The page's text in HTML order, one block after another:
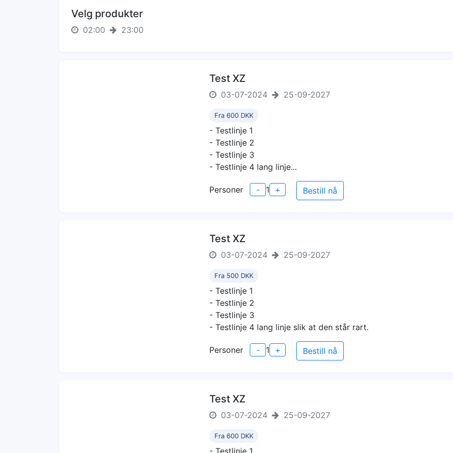
Velg produkter
02:00 23:00
Test XZ
03-07-2024 25-09-2027
Fra 600 DKK
- Testlinje 1
- Testlinje 2
- Testlinje 3
- Testlinje 4 lang linje...
Personer - 1 + Bestill nå
Test XZ
03-07-2024 25-09-2027
Fra 500 DKK
- Testlinje 1
- Testlinje 2
- Testlinje 3
- Testlinje 4 lang linje slik at den står rart.
Personer - 1 + Bestill nå
Test XZ
03-07-2024 25-09-2027
Fra 600 DKK
- Testlinje 1